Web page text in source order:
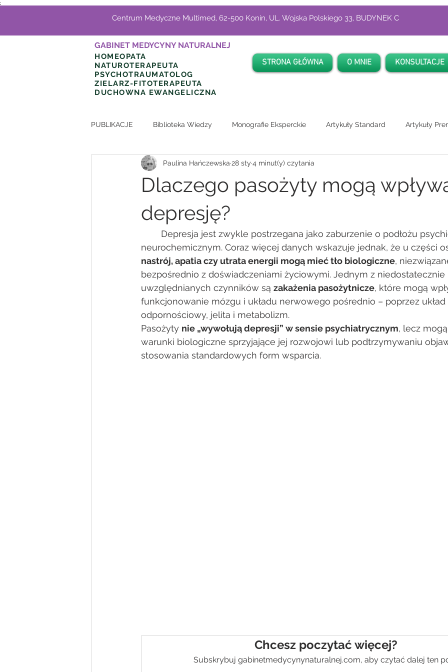
;
Centrum Medyczne Multimed, 62-500 Konin, UL. Wojska Polskiego 33, BUDYNEK C
GABINET MEDYCYNY NATURALNEJ
HOMEOPATA
NATUROTERAPEUTA
PSYCHOTRAUMATOLOG
ZIELARZ-FITOTERAPEUTA
DUCHOWNA EWANGELICZNA
STRONA GŁÓWNA O MNIE KONSULTACJE
PUBLIKACJE Biblioteka Wiedzy Monografie Eksperckie Artykuły Standard Artykuły
Dlaczego pasożyty mogą
depresję?
Paulina Hańczewska 28 sty 4 minut(y) czytania
neurochemicznym. Coraz więcej danych wskazuje jednak, że u części
nastrój, apatia czy utrata energii mogą mieć tło biologiczne,
bezpośrednio z doświadczeniami życiowymi. Jednym z niedostatecznie
uwzględnianych czynników są zakażenia pasożytnicze, które mogą
funkcjonowanie mózgu i układu nerwowego pośrednio – poprzez układ
odpornościowy, jelita i metabolizm.
Pasożyty nie „wywołują depresji” w sensie psychiatrycznym, lecz
warunki biologiczne sprzyjające jej rozwojowi lub podtrzymywaniu
stosowania standardowych form wsparcia.
Chcesz poczytać więcej?
Subskrybuj gabinetmedycynynaturalnej.com, aby czytać dalej ten